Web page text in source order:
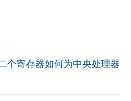
个寄存器如何为中央处理器